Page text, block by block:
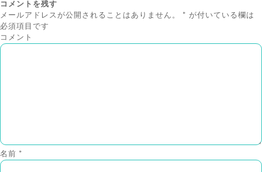
コメントを残す
メールアドレスが公開されることはありません。
* が付いている欄は
必須項目です
コメント
名前 *